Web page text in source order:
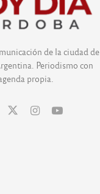
de la ciudad de
Periodismo con
propia.